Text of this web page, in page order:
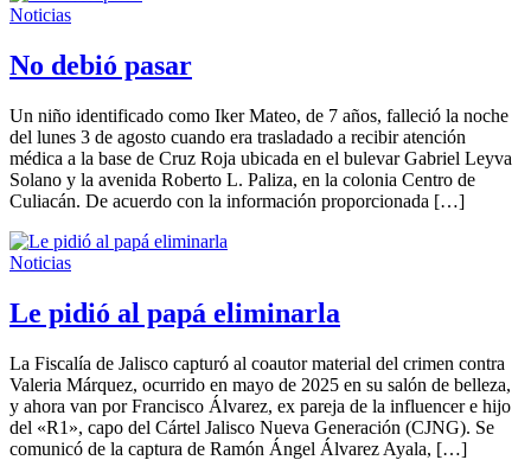
Noticias
No debió pasar
Un niño identificado como Iker Mateo, de 7 años, falleció la noche
del lunes 3 de agosto cuando era trasladado a recibir atención
médica a la base de Cruz Roja ubicada en el bulevar Gabriel Leyva
Solano y la avenida Roberto L. Paliza, en la colonia Centro de
Culiacán. De acuerdo con la información proporcionada […]
Noticias
Le pidió al papá eliminarla
La Fiscalía de Jalisco capturó al coautor material del crimen contra
Valeria Márquez, ocurrido en mayo de 2025 en su salón de belleza,
y ahora van por Francisco Álvarez, ex pareja de la influencer e hijo
del «R1», capo del Cártel Jalisco Nueva Generación (CJNG). Se
comunicó de la captura de Ramón Ángel Álvarez Ayala, […]